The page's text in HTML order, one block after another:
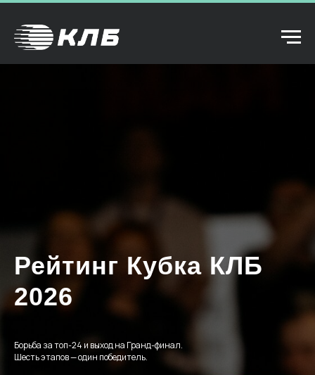
Рейтинг Кубка КЛБ
2026
Борьба за топ-24 и выход на Гранд-финал.
Шесть этапов — один победитель.